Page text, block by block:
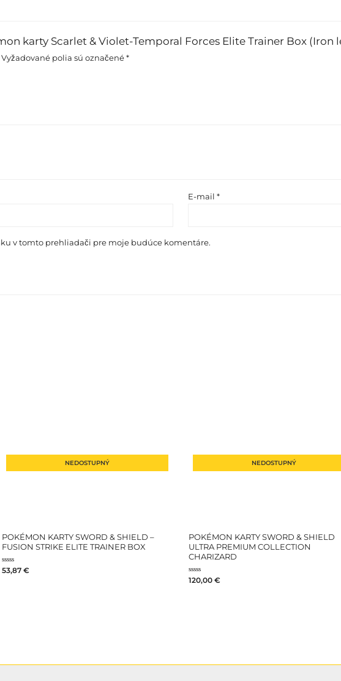
karty Scarlet & Violet-Temporal Forces Elite Trainer Box (Iron
Vyžadované polia sú označené*
E-mail *
v tomto prehliadači pre moje budúce komentáre.
NEDOSTUPNÝ
POKÉMON KARTY SWORD & SHIELD –
FUSION STRIKE ELITE TRAINER BOX
Hodnotenie
53,87 €
NEDOSTUPNÝ
POKÉMON KARTY SWORD & SHIELD
ULTRA PREMIUM COLLECTION
CHARIZARD
Hodnotenie
120,00 €